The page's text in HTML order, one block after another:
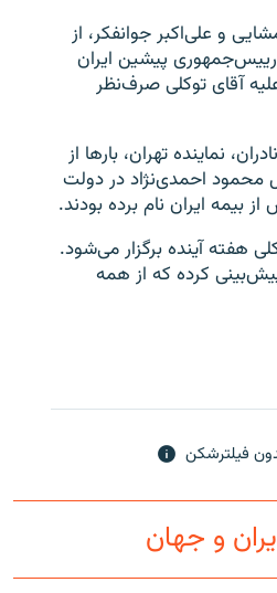
و علی‌اکبر جوانفکر، از
رييس‌جمهوری پيشين ايران
آقای توکلی صرف‌نظر
نماينده تهران، بارها از
محمود احمدی‌نژاد در دولت
بيمه ايران نام برده بودند.
هفته آينده برگزار می‌شود.
کرده که از همه
فیلترشکن
و جهان